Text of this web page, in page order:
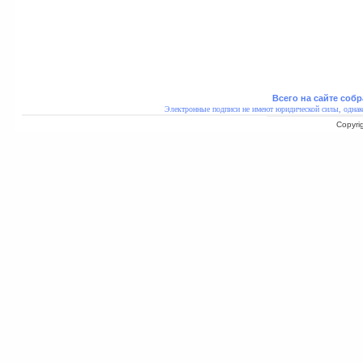
Всего на сайте
Электронные подписи не имеют юридической силы,